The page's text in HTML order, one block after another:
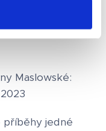
jogging,
Maslowské:
příběhy jedné